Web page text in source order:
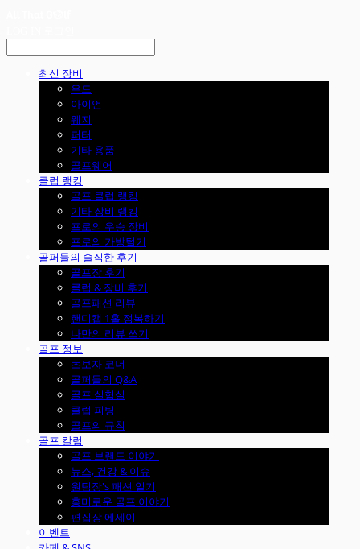
최신 장비
우드
아이언
웨지
퍼터
기타 용품
골프웨어
클럽 랭킹
골프 클럽 랭킹
기타 장비 랭킹
프로의 우승 장비
프로의 가방털기
골퍼들의 솔직한 후기
골프장 후기
클럽 & 장비 후기
골프패션 리뷰
핸디캡 1홀 정복하기
나만의 리뷰 쓰기
골프 정보
초보자 코너
골퍼들의 Q&A
골프 실험실
클럽 피팅
골프의 규칙
골프 칼럼
골프 브랜드 이야기
뉴스, 건강 & 이슈
원팀장's 패션 일기
흥미로운 골프 이야기
편집장 에세이
이벤트